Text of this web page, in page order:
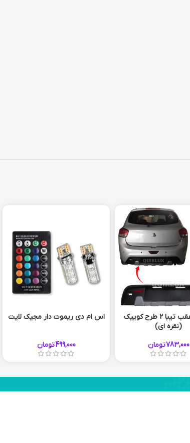
دفیوزر عقب تیبا 2 طرح کوییک
(نقره ای)
783,000تومان
اس ام دی ریموت دار مجیک لایت
499,000تومان